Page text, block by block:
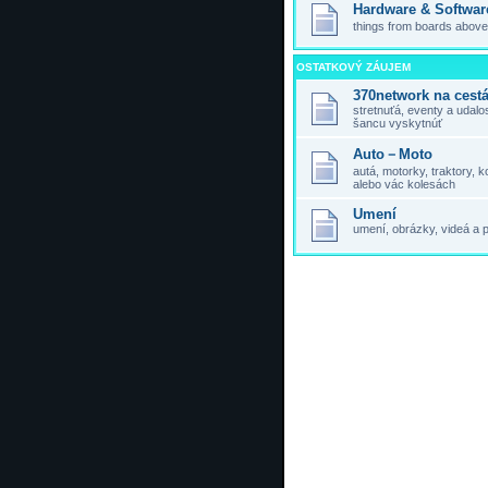
Hardware &
things from boards
OSTATKOVÝ ZÁUJEM
370network na
stretnuťá, eventy a
šancu vyskytnúť
Auto－Moto
autá, motorky, traktory,
alebo vác kolesách
Umení
umení, obrázky, videá a